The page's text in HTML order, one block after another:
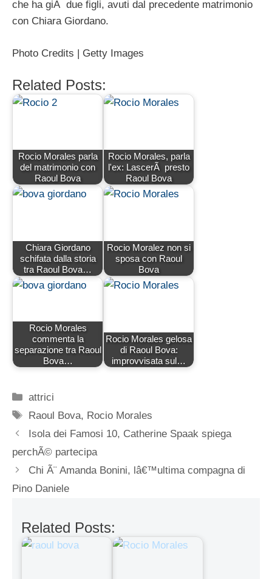
che ha giÃ due figli, avuti dal precedente matrimonio
con Chiara Giordano.
Photo Credits | Getty Images
Related Posts:
Rocio Morales parla
del matrimonio con
Raoul Bova
Rocio Morales, parla
l'ex: LascerÃ presto
Raoul Bova
Chiara Giordano
schifata dalla storia
tra Raoul Bova…
Rocio Moralez non si
sposa con Raoul
Bova
Rocio Morales
commenta la
separazione tra Raoul
Bova…
Rocio Morales gelosa
di Raoul Bova:
improvvisata sul…
Categorie
attrici
Tag
Raoul Bova, Rocio Morales
Isola dei Famosi 10, Catherine Spaak spiega
perchÃ© partecipa
Chi Ã¨ Amanda Bonini, lâ€™ultima compagna di
Pino Daniele
Related Posts: